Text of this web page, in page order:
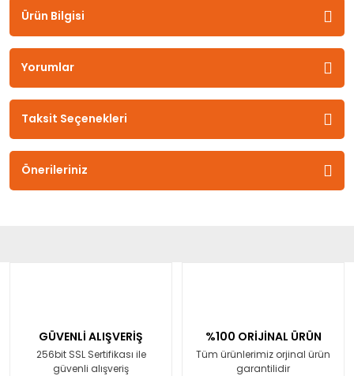
Ürün Bilgisi
Yorumlar
Taksit Seçenekleri
Önerileriniz
GÜVENLİ ALIŞVERİŞ
256bit SSL Sertifikası ile
güvenli alışveriş
%100 ORİJİNAL ÜRÜN
Tüm ürünlerimiz orjinal ürün
garantilidir